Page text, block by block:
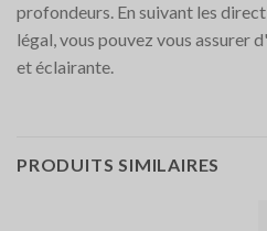
profondeurs. En suivant les
légal, vous pouvez vous assurer
et éclairante.
PRODUITS SIMILAIRES